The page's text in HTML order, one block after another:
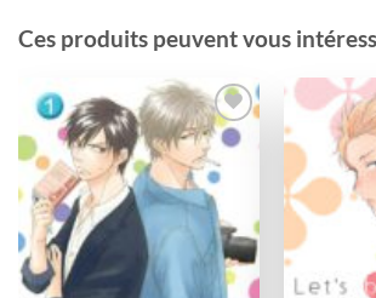
Ces produits peuvent vous
Ajouter
wishlist